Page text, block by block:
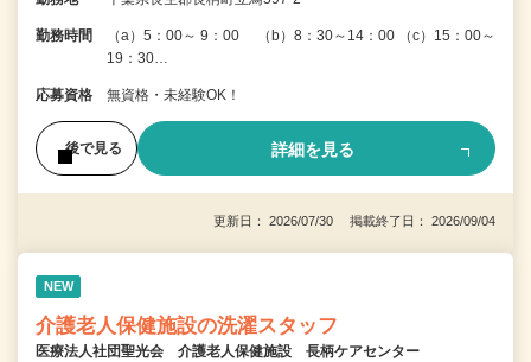
勤務時間
（a）5：00～ 9：00 （b）8：30～14：00 （c）15：00～
19：30…
応募資格 無資格・未経験OK！
後で見る 詳細を見る
更新日： 2026/07/30 掲載終了日： 2026/09/04
NEW
介護老人保健施設の洗濯スタッフ
医療法人社団聖光会 介護老人保健施設 長柄ケアセンター